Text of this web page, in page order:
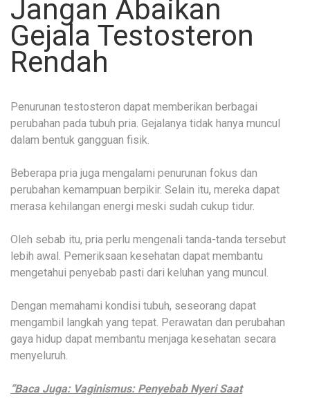
Jangan Abaikan
Gejala Testosteron
Rendah
Penurunan testosteron dapat memberikan berbagai
perubahan pada tubuh pria. Gejalanya tidak hanya muncul
dalam bentuk gangguan fisik.
Beberapa pria juga mengalami penurunan fokus dan
perubahan kemampuan berpikir. Selain itu, mereka dapat
merasa kehilangan energi meski sudah cukup tidur.
Oleh sebab itu, pria perlu mengenali tanda-tanda tersebut
lebih awal. Pemeriksaan kesehatan dapat membantu
mengetahui penyebab pasti dari keluhan yang muncul.
Dengan memahami kondisi tubuh, seseorang dapat
mengambil langkah yang tepat. Perawatan dan perubahan
gaya hidup dapat membantu menjaga kesehatan secara
menyeluruh.
“Baca Juga: Vaginismus: Penyebab Nyeri Saat